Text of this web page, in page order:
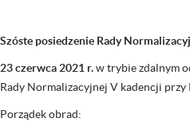
Szóste posiedzenie Rady
23 czerwca 2021 r.w trybie zdalnym
Rady Normalizacyjnej V kadencji przy
Porządek obrad: